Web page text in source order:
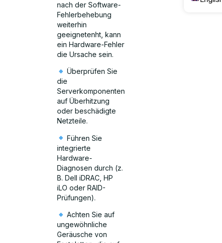
nach der Software-
Fehlerbehebung
weiterhin
geeignetenht, kann
ein Hardware-Fehler
die Ursache sein.
Überprüfen Sie
die
Serverkomponenten
auf Überhitzung
oder beschädigte
Netzteile.
Führen Sie
integrierte
Hardware-
Diagnosen durch (z.
B. Dell iDRAC, HP
iLO oder RAID-
Prüfungen).
Achten Sie auf
ungewöhnliche
Geräusche von